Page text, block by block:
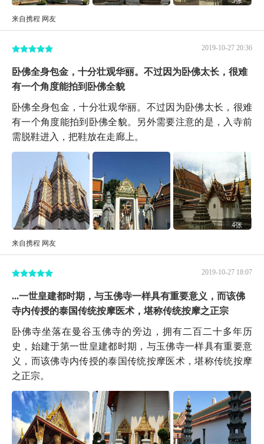
来自携程 网友
2019-10-27 20:36
卧佛全身包金，十分壮观华丽。不过因为卧佛太长，很难
有一个角度能拍到卧佛全貌
卧佛全身包金，十分壮观华丽。不过因为卧佛太长，很难
有一个角度能拍到卧佛全貌。另外需要注意的是，入寺前
需脱鞋进入，把鞋放在走廊上。
4张
来自携程 网友
2019-10-27 18:07
...一世皇建都时期，与玉佛寺一样具有重要意义，而该佛
寺内传授的泰国传统按摩医术，堪称传统按摩之正宗
卧佛寺坐落在曼谷玉佛寺的旁边，拥有二百二十多年历
史，始建于第一世皇建都时期，与玉佛寺一样具有重要意
义，而该佛寺内传授的泰国传统按摩医术，堪称传统按摩
之正宗。